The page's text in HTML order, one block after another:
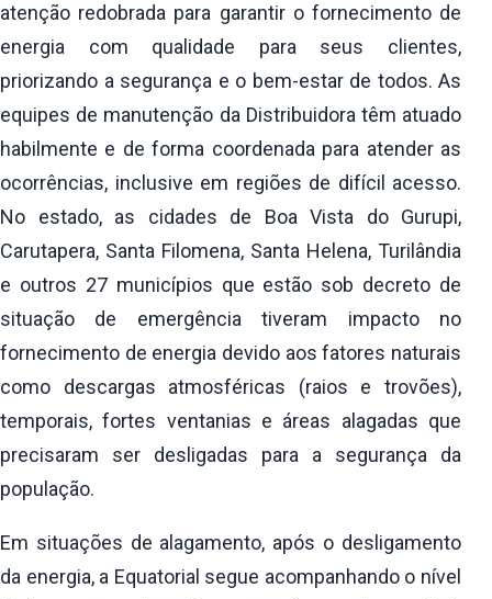
atenção redobrada para garantir o fornecimento de
energia com qualidade para seus clientes,
priorizando a segurança e o bem-estar de todos. As
equipes de manutenção da Distribuidora têm atuado
habilmente e de forma coordenada para atender as
ocorrências, inclusive em regiões de difícil acesso.
No estado, as cidades de Boa Vista do Gurupi,
Carutapera, Santa Filomena, Santa Helena, Turilândia
e outros 27 municípios que estão sob decreto de
situação de emergência tiveram impacto no
fornecimento de energia devido aos fatores naturais
como descargas atmosféricas (raios e trovões),
temporais, fortes ventanias e áreas alagadas que
precisaram ser desligadas para a segurança da
população.
Em situações de alagamento, após o desligamento
da energia, a Equatorial segue acompanhando o nível